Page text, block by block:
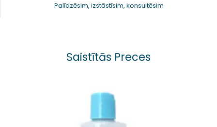
Palīdzēsim, izstāstīsim, konsultēsim
Saistītās Preces